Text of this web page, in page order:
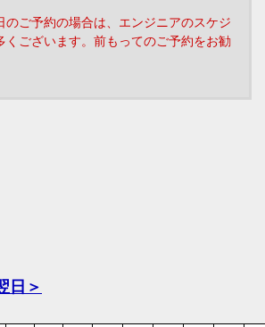
のご予約の場合は、エンジニアのスケジ
くございます。前もってのご予約をお勧
日＞